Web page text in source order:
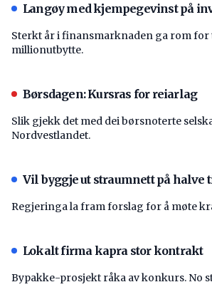
Langøy med kjempegevinst på
Sterkt år i finansmarknaden ga rom
millionutbytte.
Børsdagen: Kursras for reiarlag
Slik gjekk det med dei børsnoterte
Nordvestlandet.
Vil byggje ut straumnett på halve
Regjeringa la fram forslag for å møte
Lokalt firma kapra stor kontrakt
Bypakke-prosjekt råka av konkurs. No